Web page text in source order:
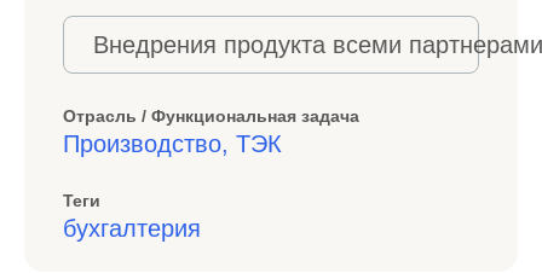
Внедрения продукта всеми
Отрасль / Функциональная задача
Производство, ТЭК
Теги
бухгалтерия